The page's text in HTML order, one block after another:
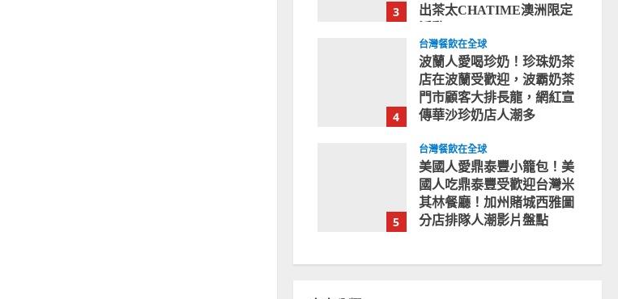
3
出茶太CHATIME澳洲限定
2023-08-03
4
台灣餐飲在全球
波蘭人愛喝珍奶！珍珠奶茶
店在波蘭受歡迎，波霸奶茶
門市顧客大排長龍，網紅宣
傳華沙珍奶店人潮多
5
台灣餐飲在全球
美國人愛鼎泰豐小籠包！美
國人吃鼎泰豐受歡迎台灣米
其林餐廳！加州賭城西雅圖
分店排隊人潮影片盤點